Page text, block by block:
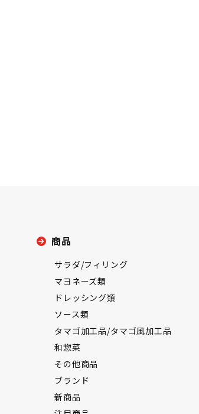
商品
サラダ/フィリング
マヨネーズ類
ドレッシング類
ソース類
タマゴ加工品/タマゴ風加工品
和惣菜
その他商品
ブランド
新商品